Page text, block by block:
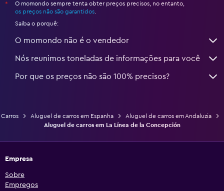
*
O momondo sempre tenta obter preços precisos, no entanto,
os preços não são garantidos.
Saiba o porquê:
O momondo não é o vendedor
Nós reunimos toneladas de informações para você
Por que os preços não são 100% precisos?
Carros Aluguel de carros em Espanha
Aluguel de carros em Andaluzia
Aluguel de carros em La Línea de la Concepción
Empresa
Sobre
Empregos